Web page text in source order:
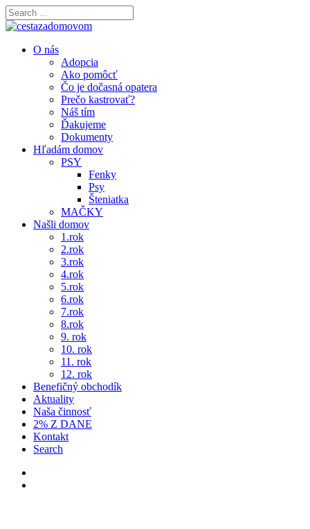
O nás
Adopcia
Ako pomôcť
Čo je dočasná opatera
Prečo kastrovať?
Náš tím
Ďakujeme
Dokumenty
Hľadám domov
PSY
Fenky
Psy
Šteniatka
MAČKY
Našli domov
1.rok
2.rok
3.rok
4.rok
5.rok
6.rok
7.rok
8.rok
9. rok
10. rok
11. rok
12. rok
Benefičný obchodík
Aktuality
Naša činnosť
2% Z DANE
Kontakt
Search